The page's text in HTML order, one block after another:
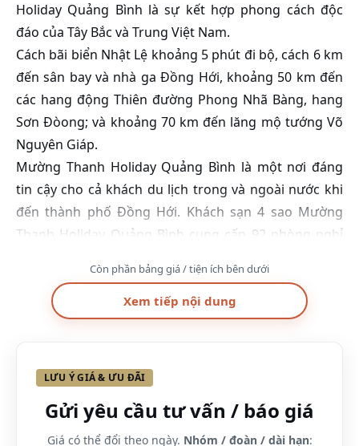
Holiday Quảng Bình là sự kết hợp phong cách độc
đáo của Tây Bắc và Trung Việt Nam.
Cách bãi biển Nhật Lệ khoảng 5 phút đi bộ, cách 6 km
đến sân bay và nhà ga Đồng Hới, khoảng 50 km đến
các hang động Thiên đường Phong Nhã Bàng, hang
Sơn Đòong; và khoảng 70 km đến lăng mộ tướng Võ
Nguyên Giáp.
Mường Thanh Holiday Quảng Bình là một nơi đáng
tin cậy cho cả khách du lịch trong và ngoài nước khi
đến thành phố Đồng Hới. Khách sạn 4 sao Mường
Thanh Holiday Quảng Bình cung cấp 92 phòng nghỉ
vụ bổ sung bao gồm hội nghị và tiệc, nhà hàng,
karaoke, spa & massage sẽ đáp ứng mong đợi của
Bảng giá phòng tại khách sạn Mường Thanh
Holiday Quảng Bình mới nhất
Vuốt ngang để xem đủ bảng →
Còn phần bảng giá / tiện ích bên dưới
Xem tiếp nội dung
LƯU Ý GIÁ & ƯU ĐÃI
Gửi yêu cầu tư vấn / báo giá
Giá có thể đổi theo ngày. Nhóm / đoàn / dài hạn: